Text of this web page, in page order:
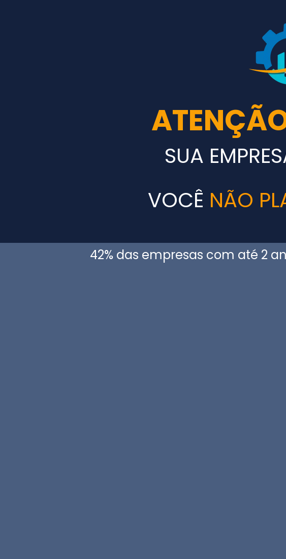
SUA
VOCÊ NÃO
42% das empresas com até 2